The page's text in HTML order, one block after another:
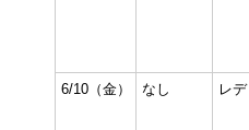
6/10（金） なし レ